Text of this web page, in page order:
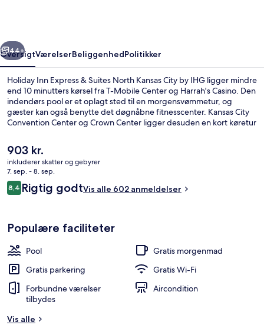
Kansas
City
by
IHG
Næste
44+
OversigtVærelserBeliggenhedPolitikker
Holiday Inn Express & Suites North Kansas City by IHG ligger mindre
end 10 minutters kørsel fra T-Mobile Center og Harrah's Casino. Den
indendørs pool er et oplagt sted til en morgensvømmetur, og
gæster kan også benytte det døgnåbne fitnesscenter. Kansas City
Convention Center og Crown Center ligger desuden en kort køretur
personale.
Den
nuværende
pris
er
903 kr.
903 kr.
inkluderer skatter og gebyrer
7. sep. - 8. sep.
Anmeldelser
8,48,4 ud af 10.
Rigtig godtVis alle 602 anmeldelser
Populære faciliteter
Pool
Gratis morgenmad
Gratis parkering
Gratis Wi-Fi
Forbundne værelser
tilbydes
Aircondition
Vis alle